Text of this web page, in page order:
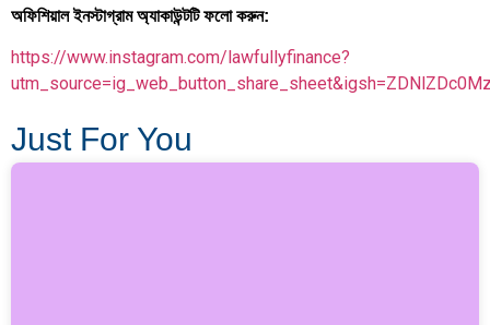
অফিশিয়াল ইনস্টাগ্রাম অ্যাকাউন্টটি ফলো করুন:
https://www.instagram.com/lawfullyfinance?
Just For You